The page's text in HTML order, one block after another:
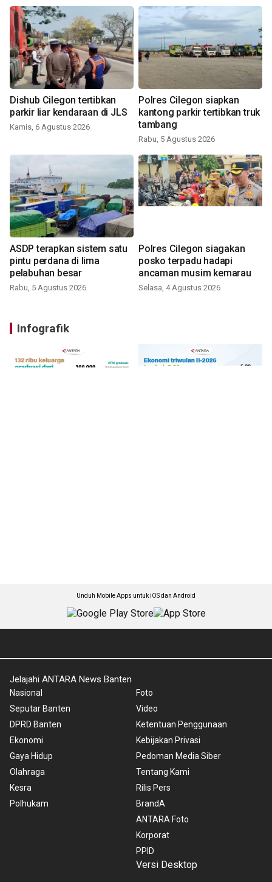
Dishub Cilegon tertibkan
parkir liar kendaraan di JLS
Kamis, 6 Agustus 2026
Polres Cilegon siapkan
kantong parkir tertibkan truk
tambang
Rabu, 5 Agustus 2026
ASDP terapkan sistem satu
pintu perdana di lima
pelabuhan besar
Rabu, 5 Agustus 2026
Polres Cilegon siagakan
posko terpadu hadapi
ancaman musim kemarau
Selasa, 4 Agustus 2026
Infografik
Unduh Mobile Apps untuk iOS dan Android
Jelajahi ANTARA News Banten
Nasional
Seputar Banten
DPRD Banten
Ekonomi
Gaya Hidup
Olahraga
Kesra
Polhukam
Foto
Video
Ketentuan Penggunaan
Kebijakan Privasi
Pedoman Media Siber
Tentang Kami
Rilis Pers
BrandA
ANTARA Foto
Korporat
PPID
Versi Desktop